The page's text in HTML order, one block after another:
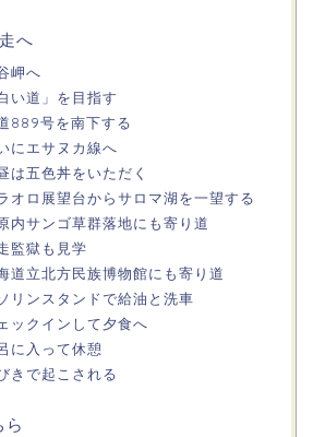
へ
岬へ
い道」を目指す
889号を南下する
にエサヌカ線へ
は五色丼をいただく
オロ展望台からサロマ湖を一望する
内サンゴ草群落地にも寄り道
監獄も見学
道立北方民族博物館にも寄り道
リンスタンドで給油と洗車
ックインして夕食へ
に入って休憩
きで起こされる
ら